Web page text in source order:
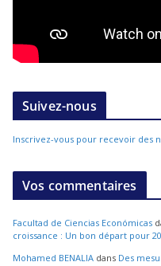
Suivez-nous
Inscrivez-vous pour recevoir des
Vos commentaires
Facultad de Ciencias Económicas
croissance : Un bon départ pour
Mohamed BENALIA dans Des